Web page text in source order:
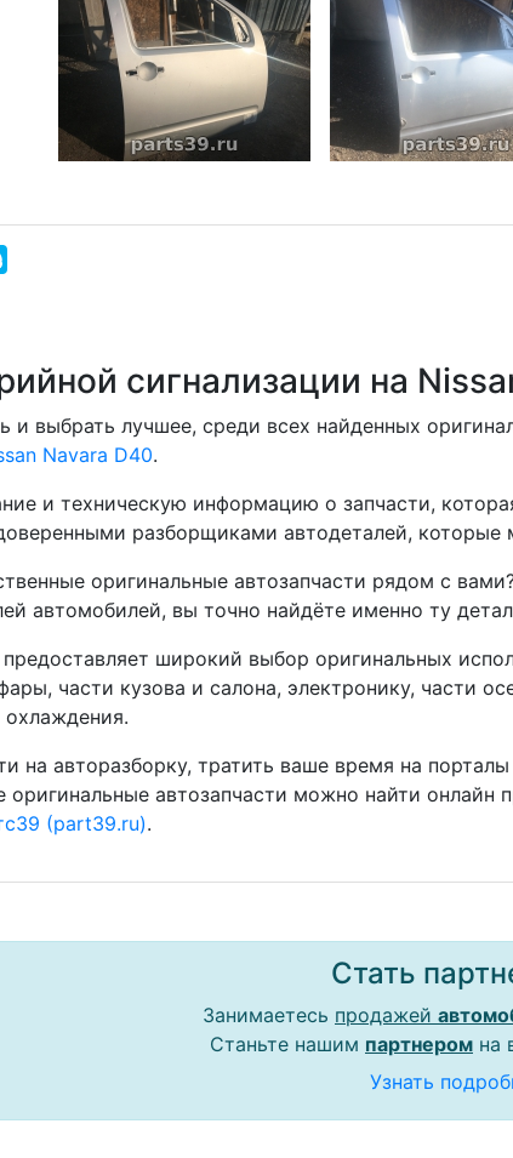
сигнализации на
и выбрать лучшее, среди всех найденных
Navara D40.
и техническую информацию о запчасти,
разборщиками автодеталей, которые
оригинальные автозапчасти рядом с
автомобилей, вы точно найдёте именно ту
предоставляет широкий выбор оригинальных
части кузова и салона, электронику, части
на авторазборку, тратить ваше время на
оригинальные автозапчасти можно найти
(part39.ru).
Стать
Занимаетесь продажей
Станьте нашим партнером на
Узнать